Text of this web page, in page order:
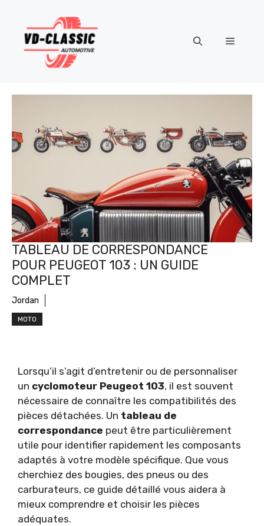
contenu
Menu
TABLEAU DE CORRESPONDANCE
POUR PEUGEOT 103 : UN GUIDE
COMPLET
Jordan
MOTO
Lorsqu’il s’agit d’entretenir ou de personnaliser
un cyclomoteur Peugeot 103, il est souvent
nécessaire de connaître les compatibilités des
pièces détachées. Un tableau de
correspondance peut être particulièrement
utile pour identifier rapidement les composants
adaptés à votre modèle spécifique. Que vous
cherchiez des bougies, des pneus ou des
carburateurs, ce guide détaillé vous aidera à
mieux comprendre et choisir les pièces
adéquates.